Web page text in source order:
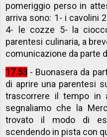
pomeriggio perso in
arriva sono: 1- i cavolini
4- le cozze 5- la
parentesi culinaria, a
comunicazione da parte
17.53 - Buonasera da
di aprire una parentesi
trascorrere il tempo in
segnaliamo che la
trovato il modo di
scendendo in pista con